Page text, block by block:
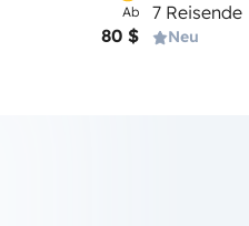
Ab
80 $
7 Reisende
Neu